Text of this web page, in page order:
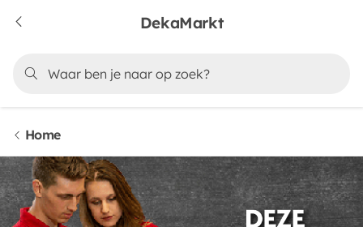
DekaMarkt
Home